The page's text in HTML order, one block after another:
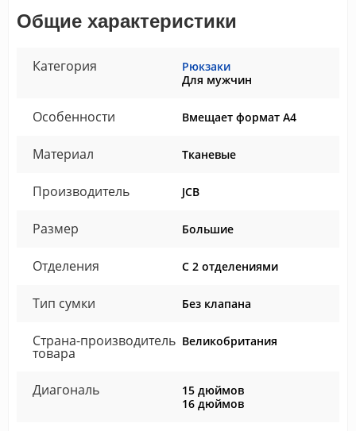
Общие характеристики
Категория
Рюкзаки
Для мужчин
Особенности Вмещает формат А4
Материал Тканевые
Производитель JCB
Размер Большие
Отделения С 2 отделениями
Тип сумки Без клапана
Страна-производитель
товара
Великобритания
Диагональ
15 дюймов
16 дюймов